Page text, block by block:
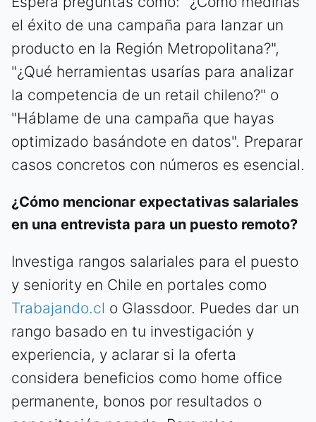
el éxito de una campaña para lanzar un
producto en la Región Metropolitana?",
"¿Qué herramientas usarías para analizar
la competencia de un retail chileno?" o
"Háblame de una campaña que hayas
optimizado basándote en datos". Preparar
casos concretos con números es esencial.
¿Cómo mencionar expectativas salariales
en una entrevista para un puesto remoto?
Investiga rangos salariales para el puesto
y seniority en Chile en portales como
Trabajando.cl o Glassdoor. Puedes dar un
rango basado en tu investigación y
experiencia, y aclarar si la oferta
considera beneficios como home office
permanente, bonos por resultados o